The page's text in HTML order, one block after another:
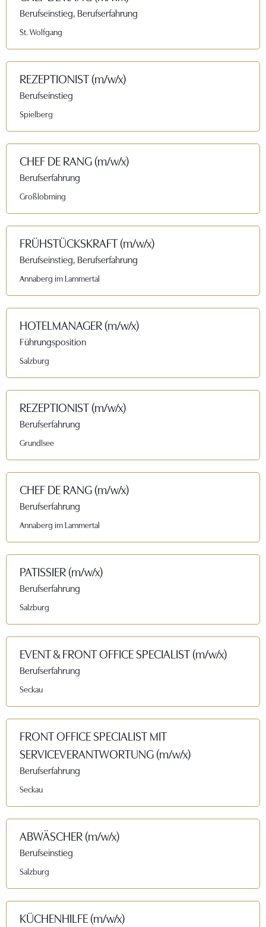
Berufseinstieg, Berufserfahrung
St. Wolfgang
REZEPTIONIST (m/w/x)
Berufseinstieg
Spielberg
CHEF DE RANG (m/w/x)
Berufserfahrung
Großlobming
FRÜHSTÜCKSKRAFT (m/w/x)
Berufseinstieg, Berufserfahrung
Annaberg im Lammertal
HOTELMANAGER (m/w/x)
Führungsposition
Salzburg
REZEPTIONIST (m/w/x)
Berufserfahrung
Grundlsee
CHEF DE RANG (m/w/x)
Berufserfahrung
Annaberg im Lammertal
PATISSIER (m/w/x)
Berufserfahrung
Salzburg
EVENT & FRONT OFFICE SPECIALIST (m/w/x)
Berufserfahrung
Seckau
FRONT OFFICE SPECIALIST MIT
SERVICEVERANTWORTUNG (m/w/x)
Berufserfahrung
Seckau
ABWÄSCHER (m/w/x)
Berufseinstieg
Salzburg
KÜCHENHILFE (m/w/x)